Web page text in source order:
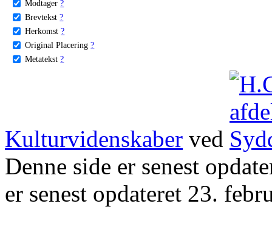
Modtager ?
Brevtekst ?
Herkomst ?
Original Placering ?
Metatekst ?
Kulturvidenskaber ved
Denne side er senest
er senest opdateret 23.